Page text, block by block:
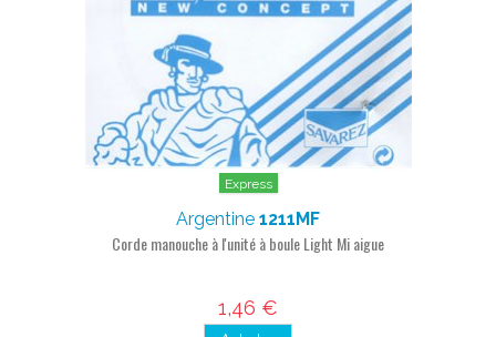
Express
Argentine 1211MF
Corde manouche à l'unité à boule Light Mi aigue
1,46 €